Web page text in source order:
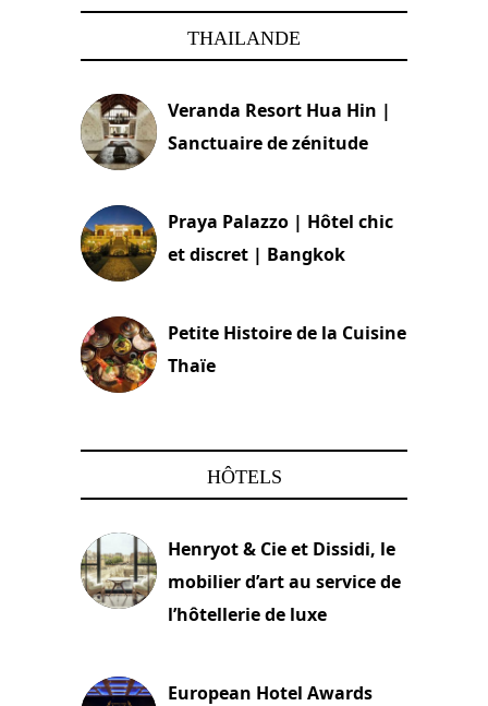
THAILANDE
Veranda Resort Hua Hin |
Sanctuaire de zénitude
Praya Palazzo | Hôtel chic
et discret | Bangkok
Petite Histoire de la Cuisine
Thaïe
HÔTELS
Henryot & Cie et Dissidi, le
mobilier d’art au service de
l’hôtellerie de luxe
European Hotel Awards